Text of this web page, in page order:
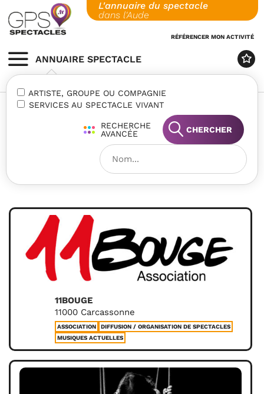
to
content
L'annuaire du spectacle
dans l'Aude
RÉFÉRENCER MON ACTIVITÉ
MENU
ANNUAIRE SPECTACLE
ARTISTE, GROUPE OU COMPAGNIE
SERVICES AU SPECTACLE VIVANT
RECHERCHE
AVANCÉE
CHERCHER
11BOUGE
11000 Carcassonne
ASSOCIATION
DIFFUSION / ORGANISATION DE SPECTACLES
MUSIQUES ACTUELLES